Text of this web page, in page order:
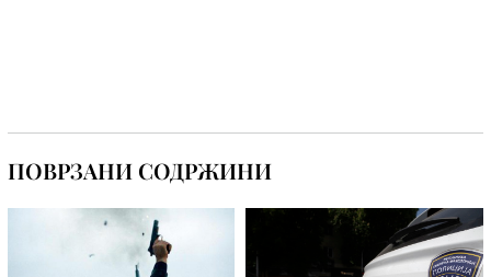
ПОВРЗАНИ СОДРЖИНИ